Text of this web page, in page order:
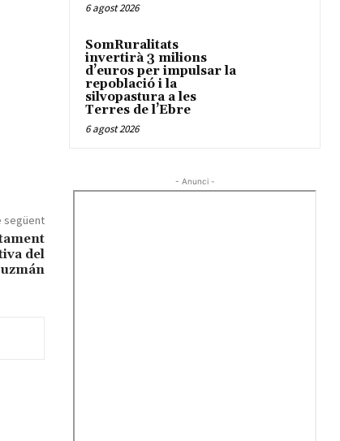
següent
del
6 agost 2026
SomRuralitats
invertirà 3 milions
d’euros per impulsar la
repoblació i la
silvopastura a les
Terres de l’Ebre
6 agost 2026
- Anunci -